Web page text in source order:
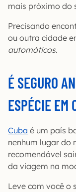
mais próximo do
Precisando
ou outra cidade
automáticos.
É SEGURO
ESPÉCIE EM
Cuba é um país
nenhum lugar do
recomendável
da viagem na
Leve com você o